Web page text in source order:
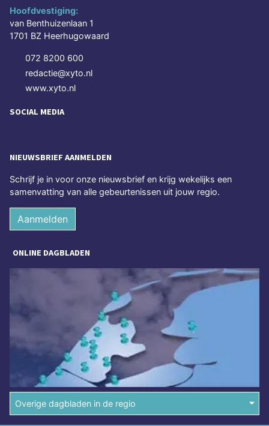
Hoofdvestiging:
van Benthuizenlaan 1
1701 BZ Heerhugowaard
072 8200 600
redactie@xyto.nl
www.xyto.nl
SOCIAL MEDIA
NIEUWSBRIEF AANMELDEN
Schrijf je in voor onze nieuwsbrief en krijg wekelijks een
samenvatting van alle gebeurtenissen uit jouw regio.
Aanmelden
ONLINE DAGBLADEN
Overige dagbladen in de regio